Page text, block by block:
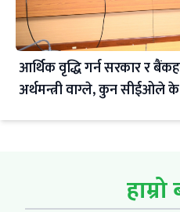
आर्थिक वृद्धि गर्न सरकार र
अर्थमन्त्री वाग्ले, कुन सीईओले